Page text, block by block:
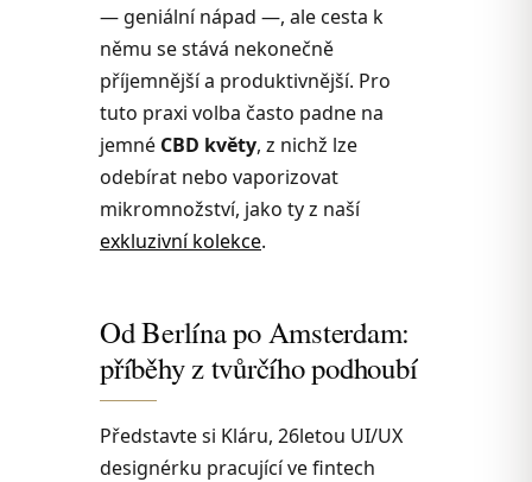
— geniální nápad —, ale cesta k
němu se stává nekonečně
příjemnější a produktivnější. Pro
tuto praxi volba často padne na
jemné CBD květy, z nichž lze
odebírat nebo vaporizovat
mikromnožství, jako ty z naší
exkluzivní kolekce.
Od Berlína po Amsterdam:
příběhy z tvůrčího podhoubí
Představte si Kláru, 26letou UI/UX
designérku pracující ve fintech